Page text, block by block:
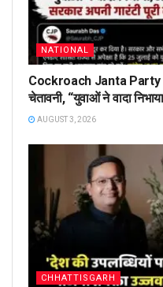
NATIONAL
Cockroach Janta Party
चेतावनी, “युवाओं ने वादा
AUGUST 3, 2026
CHHATTISGARH